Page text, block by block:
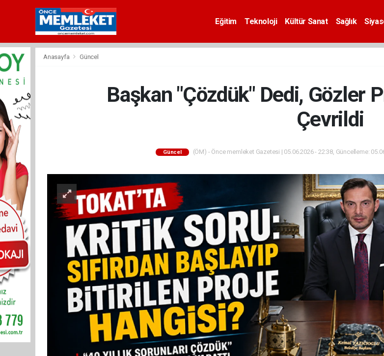
Eğitim Teknoloji Kültür Sanat Sağlık
Anasayfa Güncel
Başkan "Çözdük" Dedi, Gözler
Çevrildi
Güncel (ÖM) - Önce memleket Gazetesi | 05.06.2026 - 22:38, Güncelleme: